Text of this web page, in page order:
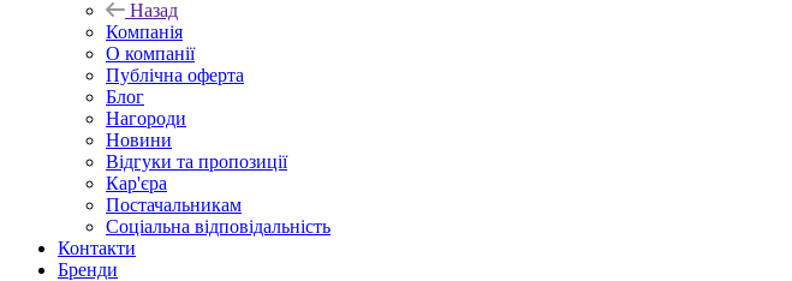
Назад
Компанія
О компанії
Публічна оферта
Блог
Нагороди
Новини
Відгуки та пропозиції
Кар'єра
Постачальникам
Соціальна відповідальність
Контакти
Бренди